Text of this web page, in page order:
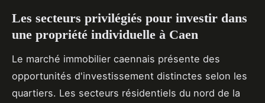
Les secteurs privilégiés pour investir dans
une propriété individuelle à Caen
Le marché immobilier caennais présente des
opportunités d'investissement distinctes selon les
quartiers. Les secteurs résidentiels du nord de la